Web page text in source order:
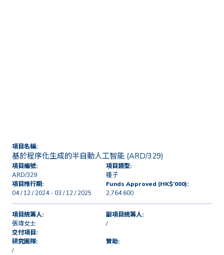
項目名稱:
基於程序化生成的半自動人工智能 (ARD/329)
項目編號:
ARD/329
項目類型:
種子
項目推行期:
04 / 12 / 2024 - 03 / 12 / 2025
Funds Approved (HK$’000):
2,764.600
項目統籌人:
張瑋女士
副項目統籌人:
/
交付項目:
研究團隊:
/
贊助: